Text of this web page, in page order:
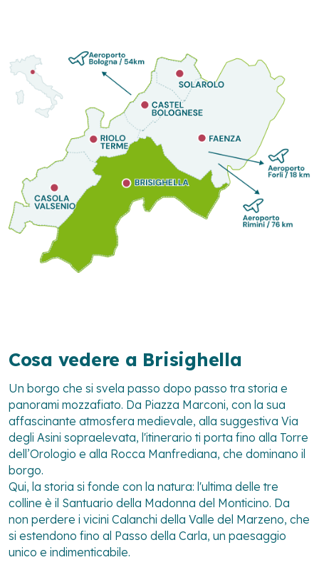
Cosa vedere a Brisighella
Un borgo che si svela passo dopo passo tra storia e
panorami mozzafiato. Da Piazza Marconi, con la sua
affascinante atmosfera medievale, alla suggestiva Via
degli Asini sopraelevata, l'itinerario ti porta fino alla Torre
dell’Orologio e alla Rocca Manfrediana, che dominano il
borgo.
Qui, la storia si fonde con la natura: l'ultima delle tre
colline è il Santuario della Madonna del Monticino. Da
non perdere i vicini Calanchi della Valle del Marzeno, che
si estendono fino al Passo della Carla, un paesaggio
unico e indimenticabile.